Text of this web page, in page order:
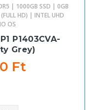
| 1000GB SSD | 0GB
HD) | INTEL UHD
OS
P1403CVA-
Grey)
Ft